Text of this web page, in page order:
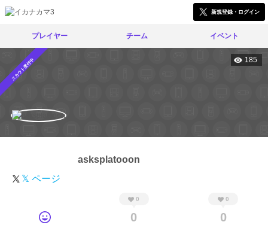
新規登録・ログイン
プレイヤー チーム イベント
スカウト受付中 185
asksplatooon
𝕏 ページ
0
0
0
0